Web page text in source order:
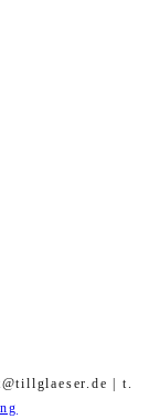
| t.